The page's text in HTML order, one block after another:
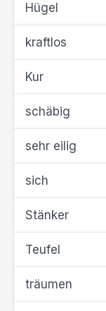
Hügel
kraftlos
Kur
schäbig
sehr eilig
sich
Stänker
Teufel
träumen